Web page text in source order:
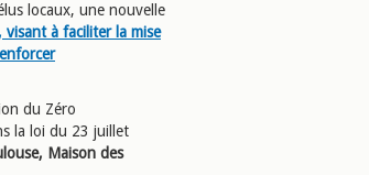
locaux, une nouvelle
visant à faciliter la mise
du Zéro
la loi du 23 juillet
Maison des